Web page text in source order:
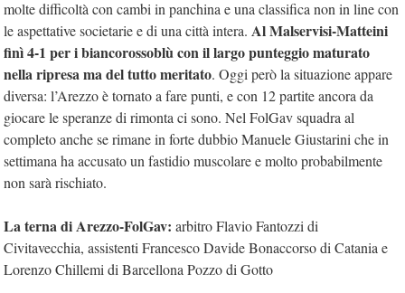
molte difficoltà con cambi in panchina e una classifica non in line con
le aspettative societarie e di una città intera. Al Malservisi-Matteini
finì 4-1 per i biancorossoblù con il largo punteggio maturato
nella ripresa ma del tutto meritato. Oggi però la situazione appare
diversa: l’Arezzo è tornato a fare punti, e con 12 partite ancora da
giocare le speranze di rimonta ci sono. Nel FolGav squadra al
completo anche se rimane in forte dubbio Manuele Giustarini che in
settimana ha accusato un fastidio muscolare e molto probabilmente
non sarà rischiato.
La terna di Arezzo-FolGav: arbitro Flavio Fantozzi di
Civitavecchia, assistenti Francesco Davide Bonaccorso di Catania e
Lorenzo Chillemi di Barcellona Pozzo di Gotto